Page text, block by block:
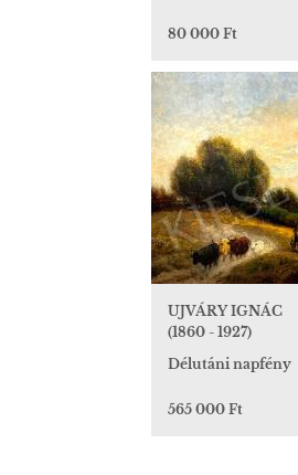
80 000 Ft
UJVÁRY IGNÁC
(1860 - 1927)
Délutáni napfény
565 000 Ft